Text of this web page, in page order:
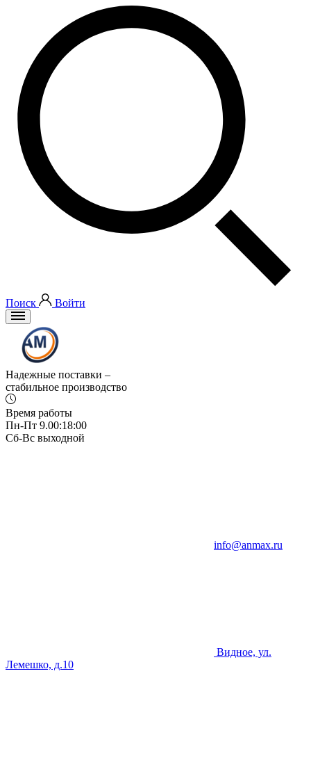
Поиск Войти
Надежные поставки –
стабильное производство
Время работы
Пн-Пт 9.00:18:00
Сб-Вс выходной
info@anmax.ru
Видное, ул.
Лемешко, д.10